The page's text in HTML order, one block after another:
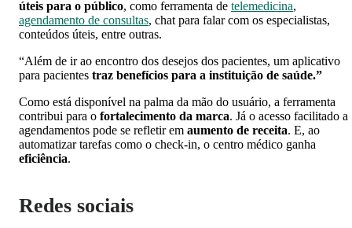
úteis para o público, como ferramenta de telemedicina,
agendamento de consultas, chat para falar com os especialistas,
conteúdos úteis, entre outras.
“Além de ir ao encontro dos desejos dos pacientes, um aplicativo
para pacientes traz benefícios para a instituição de saúde.”
Como está disponível na palma da mão do usuário, a ferramenta
contribui para o fortalecimento da marca. Já o acesso facilitado a
agendamentos pode se refletir em aumento de receita. E, ao
automatizar tarefas como o check-in, o centro médico ganha
eficiência.
Redes sociais